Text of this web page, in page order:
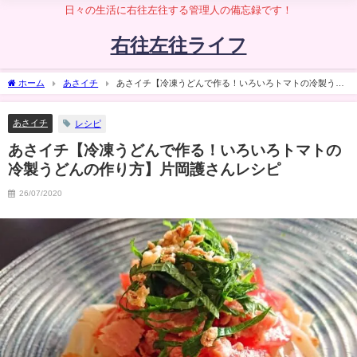
日々の生活に右往左往する管理人の備忘録です！
右往左往ライフ
ホーム あさイチ
あさイチ【冷凍うどんで作る！いろいろトマトの冷製うど
んの作り方】片岡護さんレシピ
あさイチ レシピ
あさイチ【冷凍うどんで作る！いろいろトマトの
冷製うどんの作り方】片岡護さんレシピ
26/07/2020